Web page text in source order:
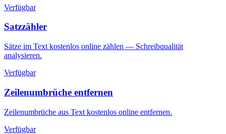
Verfügbar
Satzzähler
Sätze im Text kostenlos online zählen — Schreibqualität
analysieren.
Verfügbar
Zeilenumbrüche entfernen
Zeilenumbrüche aus Text kostenlos online entfernen.
Verfügbar